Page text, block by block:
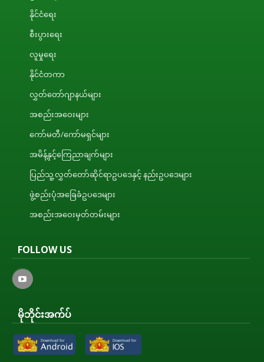
နိုင်ငံရေး
စီးပွားရေး
လူမှုရေး
နိုင်ငံတကာ
လွှတ်တော်ဂျာနယ်များ
အစည်းအဝေးများ
ကော်မတီ/ကော်မရှင်များ
အမိန့်နှင့်ကြေညာချက်များ
ပြည်သူ့လွှတ်တော်ဆိုင်ရာဥပဒေနှင့် နည်းဥပဒေများ
ဖွဲ့စည်းပုံအခြေခံဥပဒေများ
အစည်းအဝေးမှတ်တမ်းများ
FOLLOW US
မိုဘိုင်းအက်ပ်